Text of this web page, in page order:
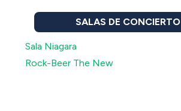
SALAS DE CONCIERTO
Sala Niagara
Rock-Beer The New